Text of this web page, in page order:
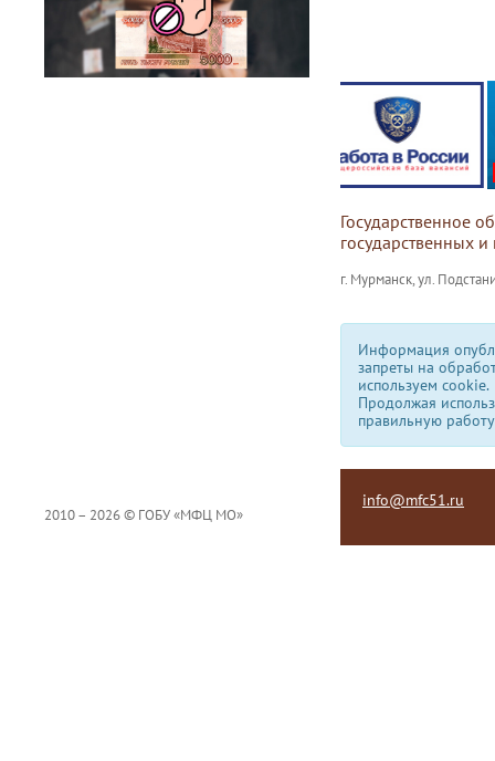
Государственное
государственных
г. Мурманск, ул.
Информация
запреты на
используем сookie.
Продолжая
правильную
2010 – 2026 © ГОБУ «МФЦ МО»
info@mfc51.ru